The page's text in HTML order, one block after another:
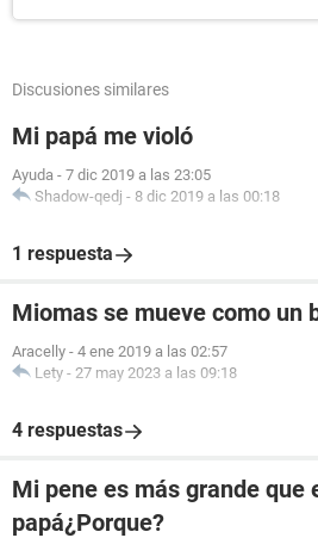
Discusiones similares
Mi papá me violó
Ayuda - 7 dic 2019 a las 23:05
Shadow-qedj - 8 dic 2019 a las 00:18
1 respuesta
Miomas se mueve como un
Aracelly - 4 ene 2019 a las 02:57
Lety - 27 may 2023 a las 09:18
4 respuestas
Mi pene es más grande que
papá¿Porque?